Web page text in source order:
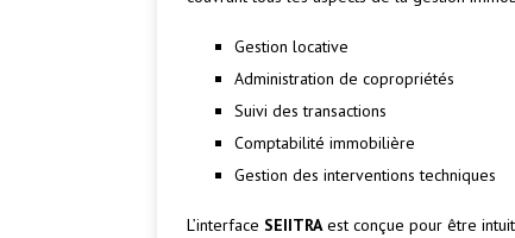
Gestion locative
Administration de copropriétés
Suivi des transactions
Comptabilité immobilière
Gestion des interventions techniques
L’interface SEIITRAest conçue pour être